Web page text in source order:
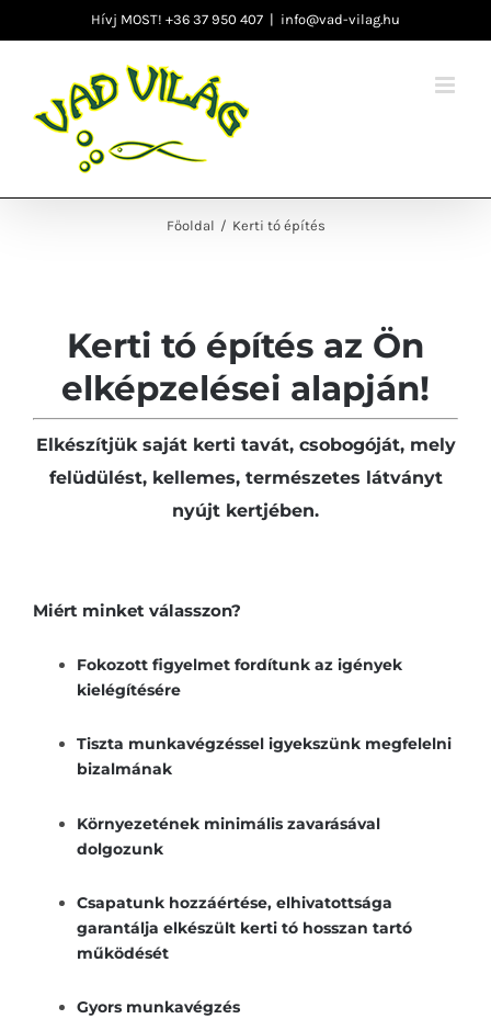
Hívj MOST! +36 37 950 407 | info@vad-vilag.hu
Főoldal / Kerti tó építés
Kerti tó építés az Ön
elképzelései alapján!
Elkészítjük saját kerti tavát, csobogóját, mely
felüdülést, kellemes, természetes látványt
nyújt kertjében.
Miért minket válasszon?
Fokozott figyelmet fordítunk az igények
kielégítésére
Tiszta munkavégzéssel igyekszünk megfelelni
bizalmának
Környezetének minimális zavarásával
dolgozunk
Csapatunk hozzáértése, elhivatottsága
garantálja elkészült kerti tó hosszan tartó
működését
Gyors munkavégzés